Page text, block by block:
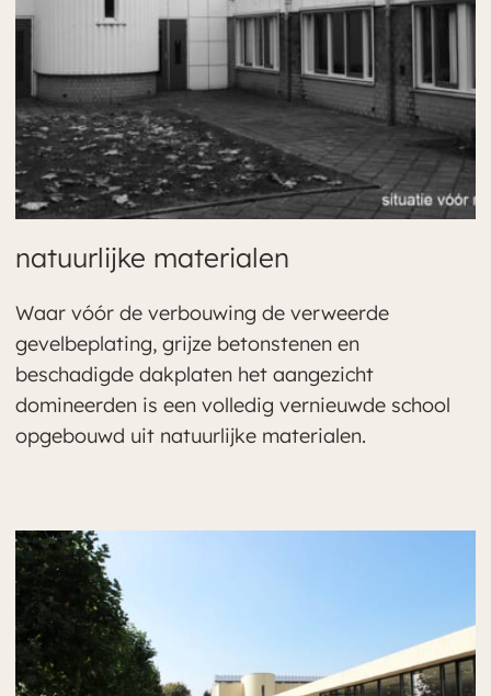
natuurlijke materialen
Waar vóór de verbouwing de verweerde
gevelbeplating, grijze betonstenen en
beschadigde dakplaten het aangezicht
domineerden is een volledig vernieuwde school
opgebouwd uit natuurlijke materialen.